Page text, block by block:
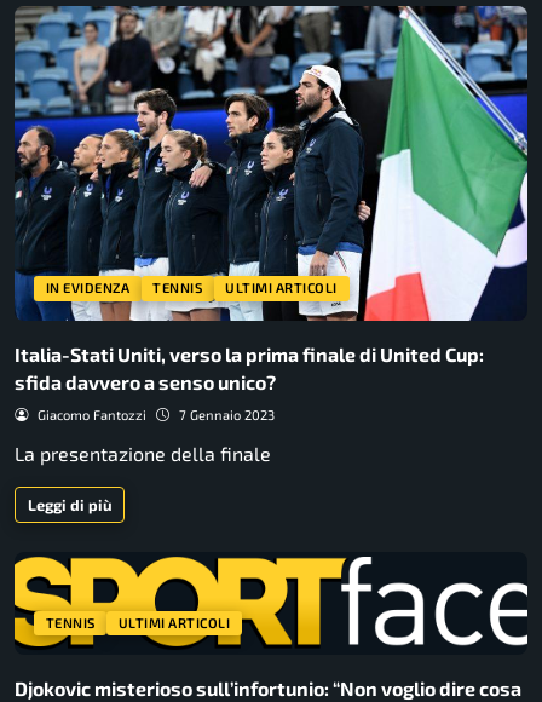
IN EVIDENZA TENNIS ULTIMI ARTICOLI
Italia-Stati Uniti, verso la prima finale di United Cup:
sfida davvero a senso unico?
Giacomo Fantozzi 7 Gennaio 2023
La presentazione della finale
Leggi di più
TENNIS ULTIMI ARTICOLI
Djokovic misterioso sull’infortunio: “Non voglio dire cosa